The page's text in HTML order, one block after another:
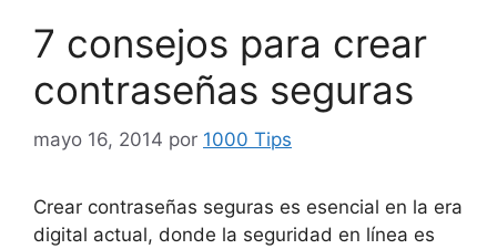
7 consejos para crear
contraseñas seguras
mayo 16, 2014 por 1000 Tips
Crear contraseñas seguras es esencial en la era
digital actual, donde la seguridad en línea es